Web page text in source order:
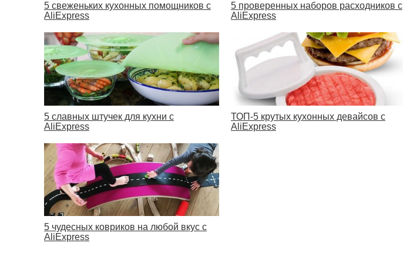
5 свеженьких кухонных помощников с
AliExpress
5 проверенных наборов расходников с
AliExpress
5 славных штучек для кухни с
AliExpress
ТОП-5 крутых кухонных девайсов с
AliExpress
5 чудесных ковриков на любой вкус с
AliExpress